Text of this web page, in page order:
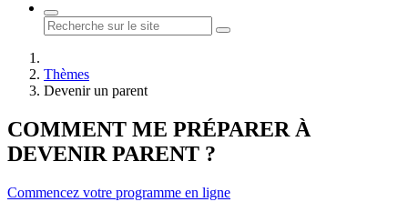
Thèmes
Devenir un parent
COMMENT ME PRÉPARER À
DEVENIR PARENT ?
Commencez votre programme en ligne